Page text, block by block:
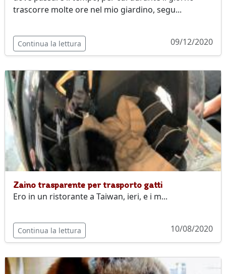
trascorre molte ore nel mio giardino, segu...
Continua la lettura 09/12/2020
Zaino trasparente per trasporto gatti
Ero in un ristorante a Taiwan, ieri, e i m...
Continua la lettura 10/08/2020